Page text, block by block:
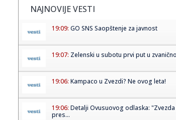
NAJNOVIJE VESTI
19:09: GO SNS Saopštenje za javnost
19:07: Zelenski u subotu prvi put u
19:06: Kampaco u Zvezdi? Ne ovog leta!
19:06: Detalji Ovusuovog odlaska:
pres...